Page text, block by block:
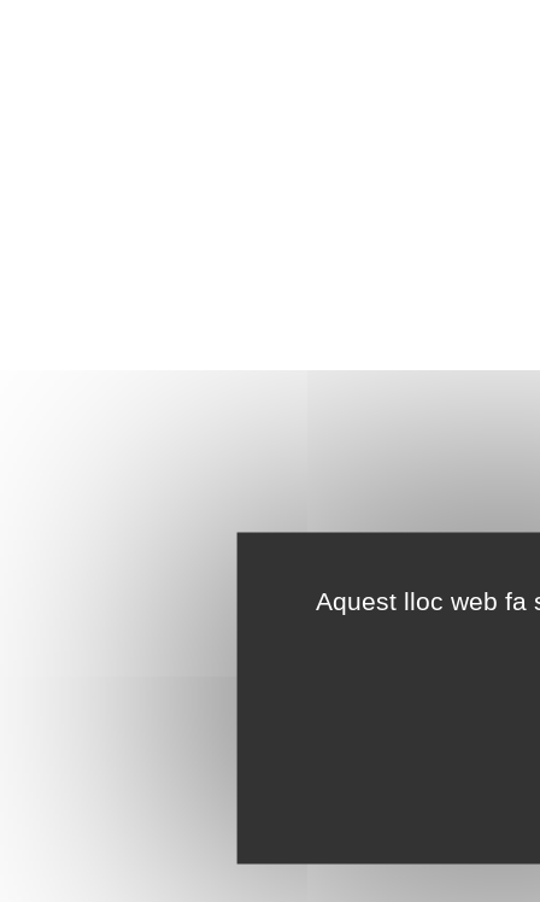
Aquest lloc web fa